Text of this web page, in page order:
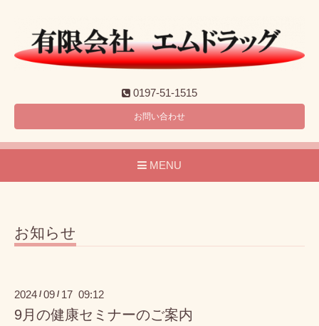
0197-51-1515
お問い合わせ
MENU
お知らせ
2024 / 09 / 17 09:12
9月の健康セミナーのご案内